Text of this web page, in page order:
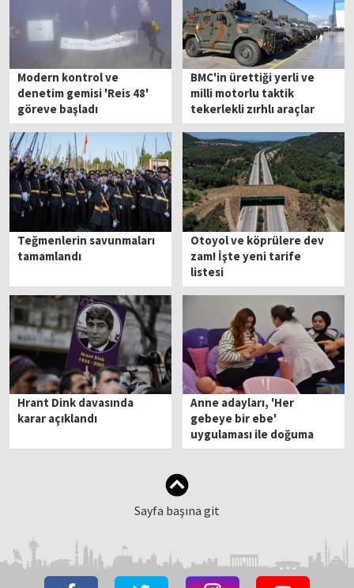
Modern kontrol ve
denetim gemisi 'Reis 48'
göreve başladı
BMC'in ürettiği yerli ve
milli motorlu taktik
tekerlekli zırhlı araçlar
TSK'ya teslim edildi
Teğmenlerin savunmaları
tamamlandı
Otoyol ve köprülere dev
zam! İşte yeni tarife
listesi
Hrant Dink davasında
karar açıklandı
Anne adayları, 'Her
gebeye bir ebe'
uygulaması ile doğuma
hazırlanıyor
Sayfa başına git